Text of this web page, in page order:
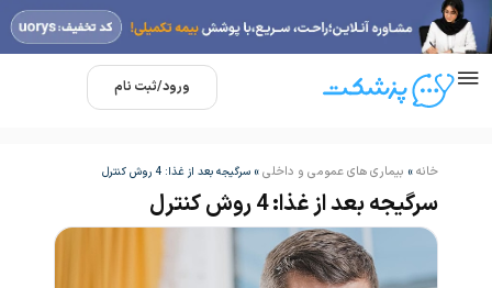
ورود/ثبت نام
خانه » بیماری های عمومی و داخلی » سرگیجه بعد از غذا: 4 روش کنترل
سرگیجه بعد از غذا: 4 روش کنترل